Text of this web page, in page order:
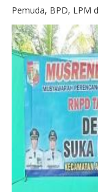
Pemuda, BPD, LPM